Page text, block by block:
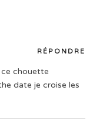
RÉPONDRE
chouette
date je croise les